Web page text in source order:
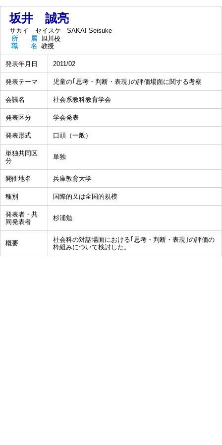
坂井 誠亮
サカイ セイスケ
SAKAI Seisuke
所 属 旭川校
職 名 教授
発表年月日 2011/02
発表テーマ 児童の｢思考・判断・表現｣の評価場面に関する考察
会議名 社会系教科教育学会
発表区分 学会発表
発表形式 口頭（一般）
単独共同区
分
単独
開催地名 兵庫教育大学
種別 国際的又は全国的規模
発表者・共
同発表者
杉浦勉
概要
社会科の対話場面における｢思考・判断・表現｣の評価の
枠組みについて検討した。